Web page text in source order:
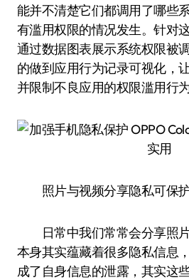
能并不清楚它们都调用了哪些
有滥用权限的情况发生。针对
通过数据图表展示系统权限被
的做到应用行为记录可视化，
并限制不良应用的权限滥用行为
照片与视频分享隐私可保
日常中我们常常会分享照
本身其实蕴藏着很多隐私信息
成了自身信息的泄露，其实这